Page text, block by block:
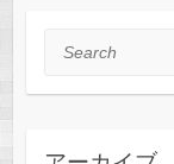
Search